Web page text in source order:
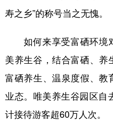
寿之乡”的称号当之无愧。
如何来享受富硒环境
美养生谷，结合富硒、养
富硒养生、温泉度假、教
业态。唯美养生谷园区自
计接待游客超60万人次。